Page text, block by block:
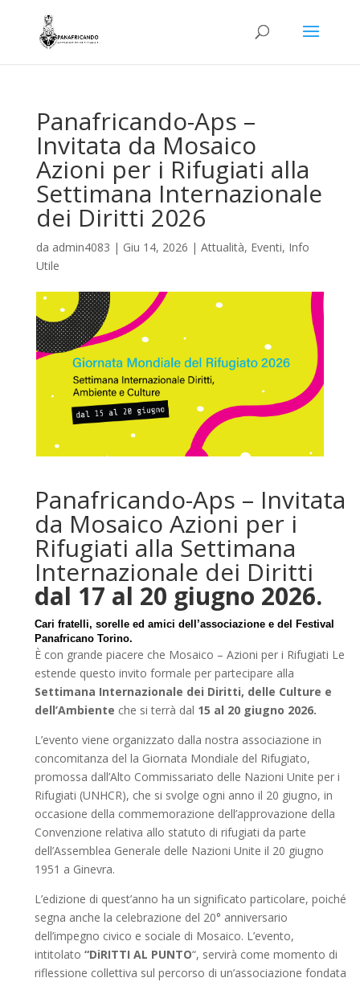
Panafricando-Aps –
Invitata da Mosaico
Azioni per i Rifugiati alla
Settimana Internazionale
dei Diritti 2026
da admin4083 | Giu 14, 2026 | Attualità, Eventi, Info
Utile
Panafricando-Aps – Invitata
da Mosaico Azioni per i
Rifugiati alla Settimana
Internazionale dei Diritti
dal 17 al 20 giugno 2026.
Cari fratelli, sorelle ed amici dell’associazione e del Festival
Panafricano Torino.
È con grande piacere che Mosaico – Azioni per i Rifugiati Le
estende questo invito formale per partecipare alla
Settimana Internazionale dei Diritti, delle Culture e
dell’Ambiente che si terrà dal 15 al 20 giugno 2026.
L’evento viene organizzato dalla nostra associazione in
concomitanza del la Giornata Mondiale del Rifugiato,
promossa dall’Alto Commissariato delle Nazioni Unite per i
Rifugiati (UNHCR), che si svolge ogni anno il 20 giugno, in
occasione della commemorazione dell’approvazione della
Convenzione relativa allo statuto di rifugiati da parte
dell’Assemblea Generale delle Nazioni Unite il 20 giugno
1951 a Ginevra.
L’edizione di quest’anno ha un significato particolare, poiché
segna anche la celebrazione del 20° anniversario
dell’impegno civico e sociale di Mosaico. L’evento,
intitolato “DiRITTI AL PUNTO“, servirà come momento di
riflessione collettiva sul percorso di un’associazione fondata